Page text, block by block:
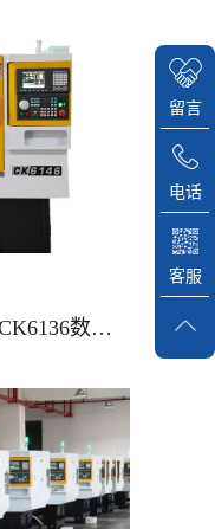
数控
留言
电话
客服